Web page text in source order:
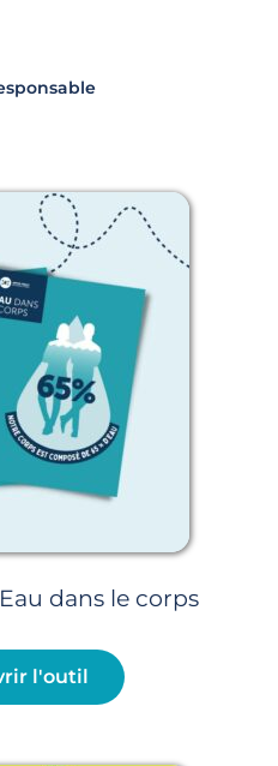
Eau dans le corps
l'outil
PagePagePage